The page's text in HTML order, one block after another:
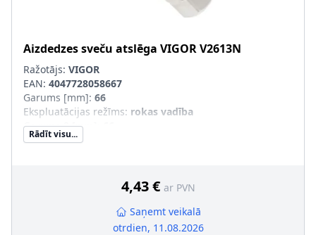
Aizdedzes sveču atslēga VIGORV2613N
Ražotājs: VIGOR
EAN: 4047728058667
Garums [mm]: 66
Ekspluatācijas režīms: rokas vadība
Garums 2 [mm]
Piedziņas četrkanša izmēri [mm (collas)]
Rādīt visu...
4,43 € ar PVN
Saņemt veikalā
otrdien, 11.08.2026